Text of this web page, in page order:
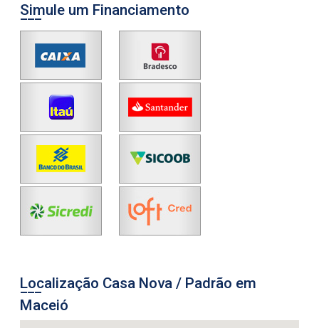
Simule um Financiamento
Localização Casa Nova / Padrão em
Maceió